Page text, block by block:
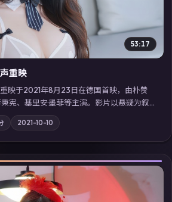
53:17
重映
映于2021年8月23日在德国首映，由朴赞
宪、基里安·墨菲等主演。影片以悬疑为叙
边界在实验事故后逐渐模糊；摄影与配乐
可通过「国产免费观看高清电视剧在线
分佳作，畅享高清在线追剧体验。
2021-10-10